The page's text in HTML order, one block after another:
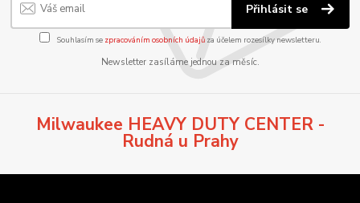
Přihlásit se
Souhlasím se zpracováním osobních údajůza účelem rozesílky newsletteru.
Newsletter zasíláme jednou za měsíc.
Milwaukee HEAVY DUTY CENTER -
Rudná u Prahy